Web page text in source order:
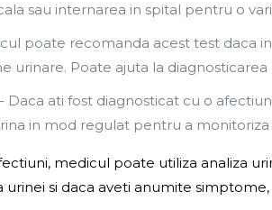
sau internarea in spital pentru o
poate recomanda acest test daca
urinare. Poate ajuta la
Daca ati fost diagnosticat cu o
in mod regulat pentru a
medicul poate utiliza analiza
si daca aveti anumite